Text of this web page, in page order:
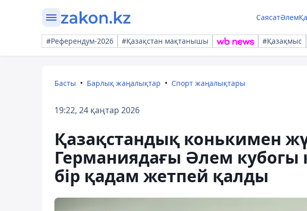
СаясатӘлем
#Референдум-2026 #Қазақстан мақтанышы #Қазақмыс
Басты Барлық жаңалықтар Спорт жаңалықтары
19:22, 24 қаңтар 2026
Қазақстандық конькимен
Германиядағы Әлем кубогы
бір қадам жетпей қалды